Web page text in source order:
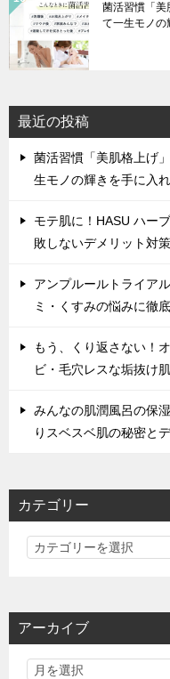
菌活習慣「美
て一生モノの
最近の投稿
菌活習慣「美肌格上げ
生モノの輝きを手に入
モテ肌に！HASU ハー
敗しないデメリット対策
アンプルールトライア
ミ・くすみの悩みに徹
もう、くり返さない！
ビ・毛穴レスな垢抜け
みんなの肌潤風呂の保
りスベスベ肌の秘密と
カテゴリー
カ
リ
アーカイブ